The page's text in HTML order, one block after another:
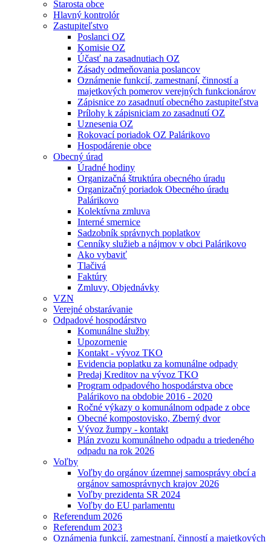
Starosta obce
Hlavný kontrolór
Zastupiteľstvo
Poslanci OZ
Komisie OZ
Účasť na zasadnutiach OZ
Zásady odmeňovania poslancov
Oznámenie funkcií, zamestnaní, činností a
majetkových pomerov verejných funkcionárov
Zápisnice zo zasadnutí obecného zastupiteľstva
Prílohy k zápisniciam zo zasadnutí OZ
Uznesenia OZ
Rokovací poriadok OZ Palárikovo
Hospodárenie obce
Obecný úrad
Úradné hodiny
Organizačná štruktúra obecného úradu
Organizačný poriadok Obecného úradu
Palárikovo
Kolektívna zmluva
Interné smernice
Sadzobník správnych poplatkov
Cenníky služieb a nájmov v obci Palárikovo
Ako vybaviť
Tlačivá
Faktúry
Zmluvy, Objednávky
VZN
Verejné obstarávanie
Odpadové hospodárstvo
Komunálne služby
Upozornenie
Kontakt - vývoz TKO
Evidencia poplatku za komunálne odpady
Predaj Kreditov na vývoz TKO
Program odpadového hospodárstva obce
Palárikovo na obdobie 2016 - 2020
Ročné výkazy o komunálnom odpade z obce
Obecné kompostovisko, Zberný dvor
Vývoz žumpy - kontakt
Plán zvozu komunálneho odpadu a triedeného
odpadu na rok 2026
Voľby
Voľby do orgánov územnej samosprávy obcí a
orgánov samosprávnych krajov 2026
Voľby prezidenta SR 2024
Voľby do EU parlamentu
Referendum 2026
Referendum 2023
Oznámenia funkcií, zamestnaní, činností a majetkových